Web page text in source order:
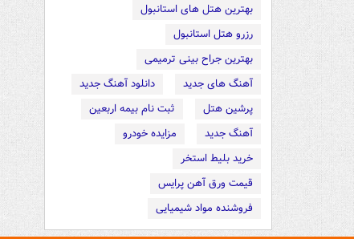
بهترین هتل های استانبول
رزرو هتل استانبول
بهترین جراح بینی ترمیمی
آهنگ های جدید
دانلود آهنگ جدید
پرشین هتل
ثبت نام بیمه اربعین
آهنگ جدید
مزایده خودرو
خرید بلیط استخر
قیمت ورق آهن پرایس
فروشنده مواد شیمیایی